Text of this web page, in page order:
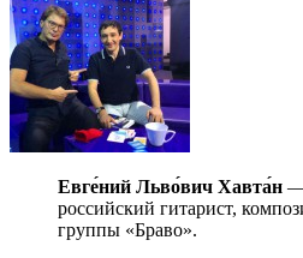
Евге́ний Льво́вич Хавта́н —
российский гитарист,
группы «Браво».